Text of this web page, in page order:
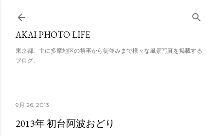
スキップしてメイン コンテンツに移動
AKAI PHOTO LIFE
東京都、主に多摩地区の祭事から街並みまで様々な風景写真を掲載する
ブログ。
9月 26, 2013
2013年 初台阿波おどり